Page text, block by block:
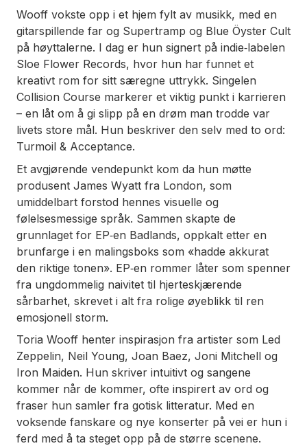
Wooff vokste opp i et hjem fylt av musikk, med en
gitarspillende far og Supertramp og Blue Öyster Cult
på høyttalerne. I dag er hun signert på indie‑labelen
Sloe Flower Records, hvor hun har funnet et
kreativt rom for sitt særegne uttrykk. Singelen
Collision Course markerer et viktig punkt i karrieren
– en låt om å gi slipp på en drøm man trodde var
livets store mål. Hun beskriver den selv med to ord:
Turmoil & Acceptance.
Et avgjørende vendepunkt kom da hun møtte
produsent James Wyatt fra London, som
umiddelbart forstod hennes visuelle og
følelsesmessige språk. Sammen skapte de
grunnlaget for EP‑en Badlands, oppkalt etter en
brunfarge i en malingsboks som «hadde akkurat
den riktige tonen». EP‑en rommer låter som spenner
fra ungdommelig naivitet til hjerteskjærende
sårbarhet, skrevet i alt fra rolige øyeblikk til ren
emosjonell storm.
Toria Wooff henter inspirasjon fra artister som Led
Zeppelin, Neil Young, Joan Baez, Joni Mitchell og
Iron Maiden. Hun skriver intuitivt og sangene
kommer når de kommer, ofte inspirert av ord og
fraser hun samler fra gotisk litteratur. Med en
voksende fanskare og nye konserter på vei er hun i
ferd med å ta steget opp på de større scenene.